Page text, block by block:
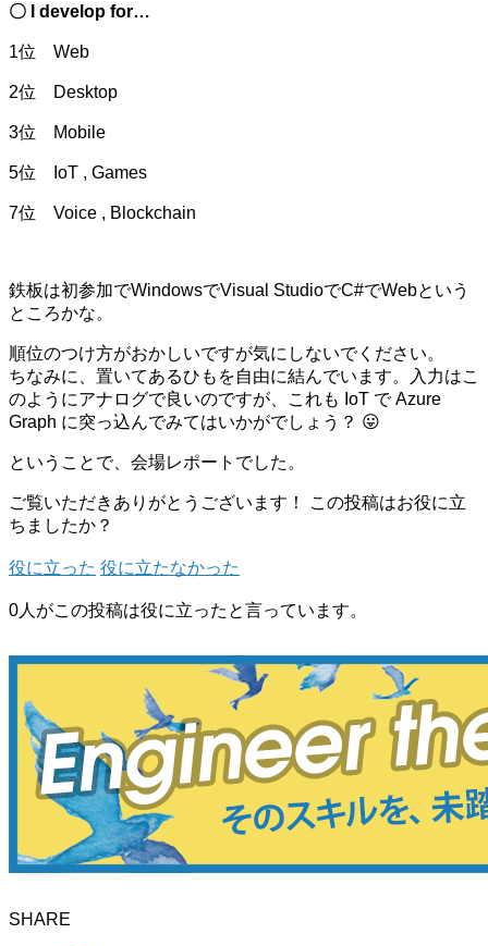
〇 I develop for…
1位 Web
2位 Desktop
3位 Mobile
5位 IoT , Games
7位 Voice , Blockchain
鉄板は初参加でWindowsでVisual StudioでC#でWebという
ところかな。
順位のつけ方がおかしいですが気にしないでください。
ちなみに、置いてあるひもを自由に結んでいます。入力はこ
のようにアナログで良いのですが、これも IoT で Azure
Graph に突っ込んでみてはいかがでしょう？ 😛
ということで、会場レポートでした。
ご覧いただきありがとうございます！
この投稿はお役に立
ちましたか？
役に立った 役に立たなかった
0人がこの投稿は役に立ったと言っています。
SHARE